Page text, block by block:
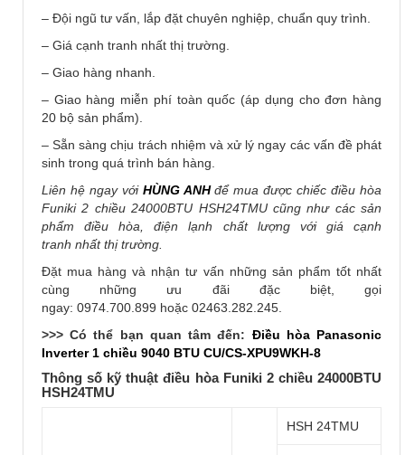
– Đội ngũ tư vấn, lắp đặt chuyên nghiệp, chuẩn quy trình.
– Giá cạnh tranh nhất thị trường.
– Giao hàng nhanh.
– Giao hàng miễn phí toàn quốc (áp dụng cho đơn hàng
20 bộ sản phẩm).
– Sẵn sàng chịu trách nhiệm và xử lý ngay các vấn đề phát
sinh trong quá trình bán hàng.
Liên hệ ngay với HÙNG ANHđể mua được chiếc điều hòa
Funiki 2 chiều 24000BTU HSH24TMU cũng như các sản
phẩm điều hòa, điện lạnh chất lượng với giá cạnh
tranh nhất thị trường.
Đặt mua hàng và nhận tư vấn những sản phẩm tốt nhất
cùng những ưu đãi đặc biệt, gọi
ngay: 0974.700.899 hoặc 02463.282.245.
>>> Có thể bạn quan tâm đến: Điều hòa Panasonic
Inverter 1 chiều 9040 BTU CU/CS-XPU9WKH-8
Thông số kỹ thuật điều hòa Funiki 2 chiều 24000BTU
HSH24TMU
HSH 24TMU